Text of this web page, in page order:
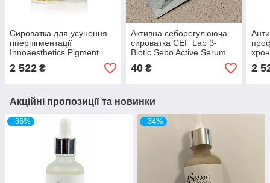
Сироватка для усунення
гіперпігментації
Innoaesthetics Pigment
2 522 ₴
Активна себорегулююча
сироватка CEF Lab β-
Biotic Sebo Active Serum
40₴ 2
Акційні пропозиції та новинки
–36% –34%